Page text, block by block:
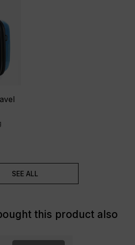
SEE ALL
this product also